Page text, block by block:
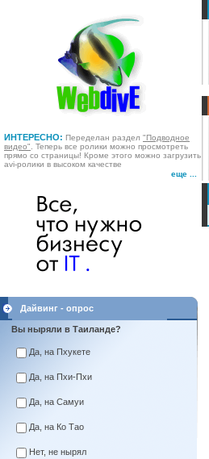
ИНТЕРЕСНО: Переделан раздел "Подводное
видео" . Теперь все ролики можно просмотреть
прямо со страницы! Кроме этого можно загрузить
avi-ролики в высоком качестве
еще ...
Дайвинг - опрос
Вы ныряли в Таиланде?
Да, на Пхукете
Да, на Пхи-Пхи
Да, на Самуи
Да, на Ко Тао
Нет, не нырял